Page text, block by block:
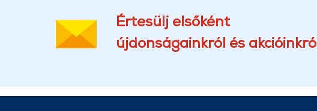
Értesülj elsőként
újdonságainkról és